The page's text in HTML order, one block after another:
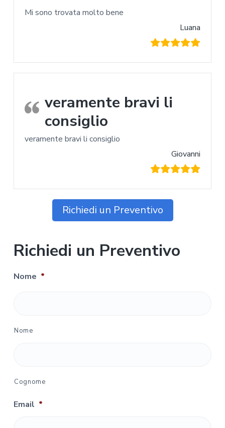
Mi sono trovata molto bene
Luana
veramente bravi li
consiglio
veramente bravi li consiglio
Giovanni
Richiedi un Preventivo
Richiedi un Preventivo
Nome *
Nome
Cognome
Email *